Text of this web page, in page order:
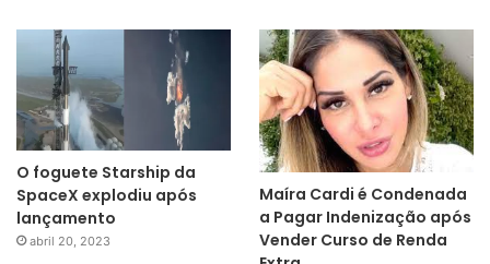
O foguete Starship da
SpaceX explodiu após
lançamento
abril 20, 2023
Maíra Cardi é Condenada
a Pagar Indenização após
Vender Curso de Renda